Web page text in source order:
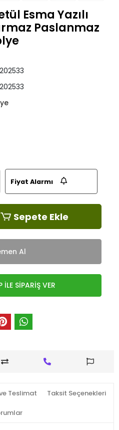
Esma Yazılı
Paslanmaz
Fiyat Alarmı
Sepete Ekle
Al
SİPARİŞ VER
Teslimat Taksit Seçenekleri